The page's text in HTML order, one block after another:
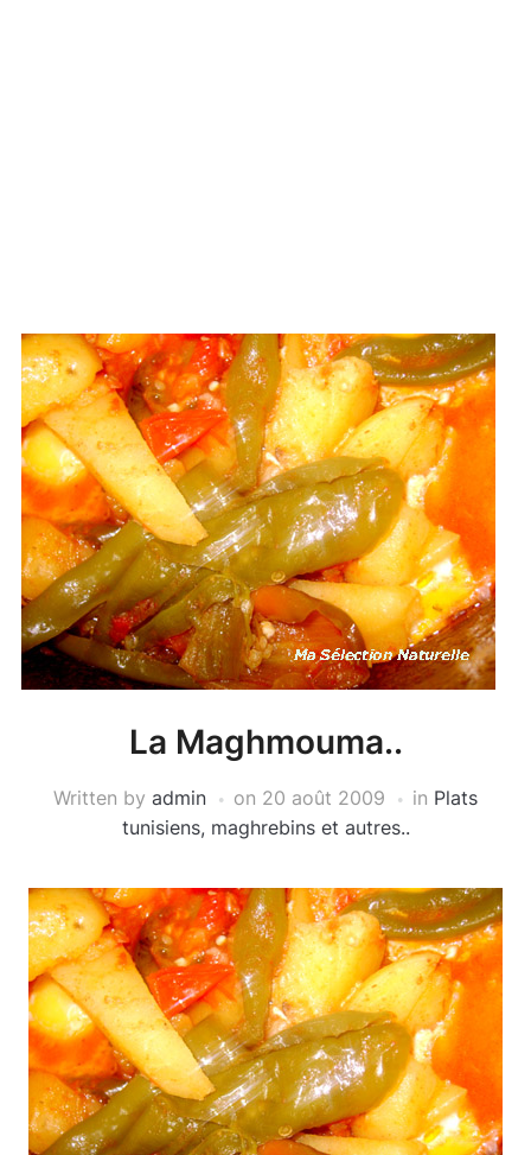
La Maghmouma..
Written by admin on 20 août 2009 in Plats
tunisiens, maghrebins et autres..